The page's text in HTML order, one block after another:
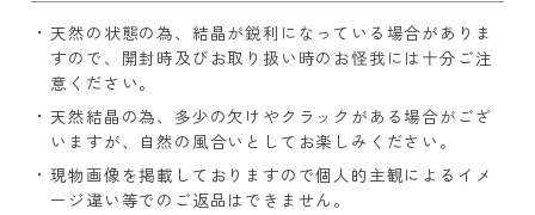
天然の状態の為、結晶が鋭利になっている場合がありま
すので、開封時及びお取り扱い時のお怪我には十分ご注
意ください。
天然結晶の為、多少の欠けやクラックがある場合がござ
いますが、自然の風合いとしてお楽しみください。
現物画像を掲載しておりますので個人的主観によるイメ
ージ違い等でのご返品はできません。